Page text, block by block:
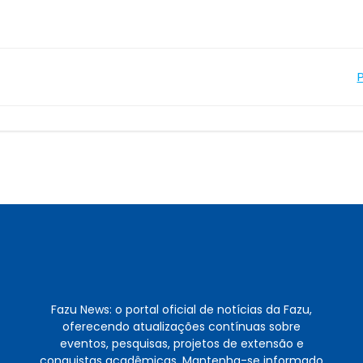
Fazu News: o portal oficial de notícias da Fazu,
oferecendo atualizações contínuas sobre
eventos, pesquisas, projetos de extensão e